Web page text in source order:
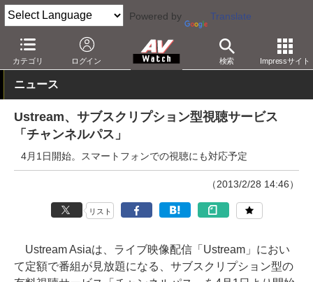
Powered by Translate
カテゴリ ログイン 検索 Impressサイト
AV Watch コンテンツ・サービス 映像配信
ニュース
Ustream、サブスクリプション型視聴サービス
「チャンネルパス」
4月1日開始。スマートフォンでの視聴にも対応予定
（2013/2/28 14:46）
リスト
Ustream Asiaは、ライブ映像配信「Ustream」におい
て定額で番組が見放題になる、サブスクリプション型の